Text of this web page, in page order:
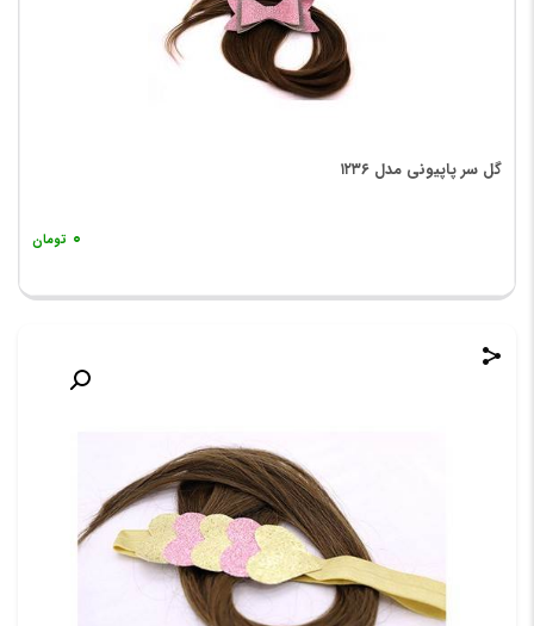
گل سر پاپیونی مدل ۱۲۳۶
۰ تومان